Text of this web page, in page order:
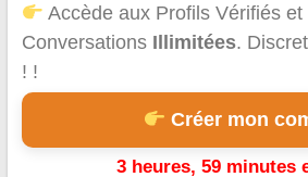
Accède aux Profils Vérifiés
Conversations Illimitées.
! !
Créer mon
3 heures, 59 minutes